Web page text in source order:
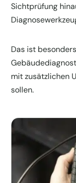
Sichtprüfung
Das ist
mit zusätzlichen
sollen.